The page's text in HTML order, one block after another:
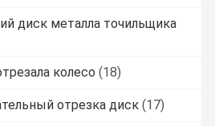
диск металла точильщика
колесо (18)
отрезка диск (17)